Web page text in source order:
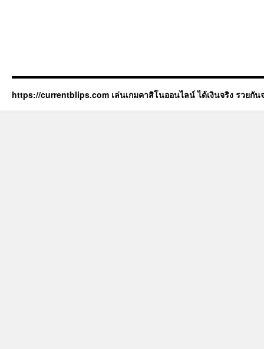
https://currentblips.com เล่นเกมคาสิโนออนไลน์ ได้เงินจริง รวยกัน